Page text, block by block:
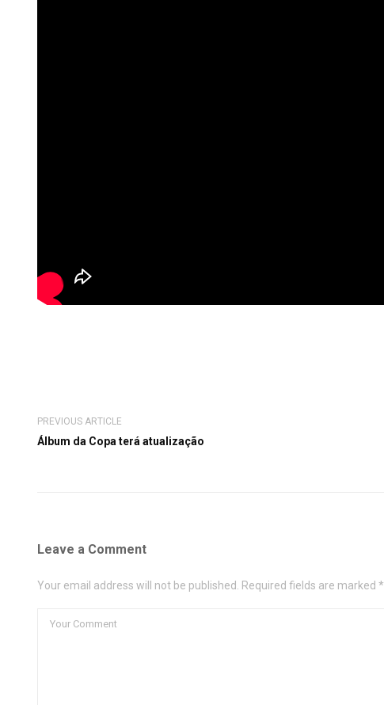
PREVIOUS ARTICLE
Álbum da Copa terá atualização
Leave a Comment
Your email address will not be published. Required fields are marked *